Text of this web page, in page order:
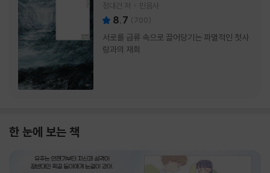
정대건 저 민음사
8.7 (700)
서로를 급류 속으로 끌어당기는 파멸적인 첫사
랑과의 재회
한 눈에 보는 책